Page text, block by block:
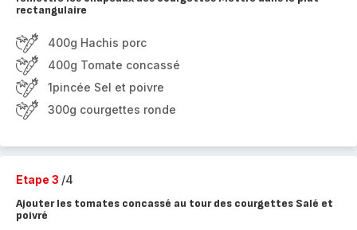
rectangulaire
400g Hachis porc
400g Tomate concassé
1pincée Sel et poivre
300g courgettes ronde
Etape 3 /4
Ajouter les tomates concassé au tour des courgettes Salé et
poivré